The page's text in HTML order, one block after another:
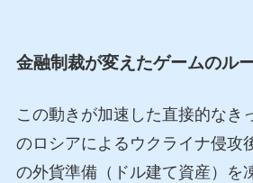
金融制裁が変えたゲームのル
この動きが加速した直接的なき
のロシアによるウクライナ侵攻
の外貨準備（ドル建て資産）を